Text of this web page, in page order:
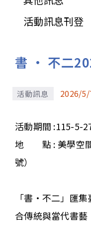
活動訊息刊登
書 · 不二
活動訊息 2026/5/
活動期間 :115-5-
地 點 : 美學空
號）
「書‧不二」匯
合傳統與當代書